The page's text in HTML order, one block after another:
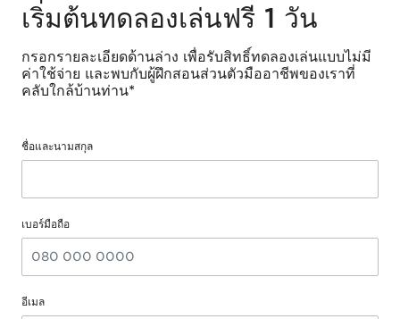
เริ่มต้นทดลองเล่นฟรี 1 วัน
กรอกรายละเอียดด้านล่าง เพื่อรับสิทธิ์ทดลองเล่นแบบไม่มี
ค่าใช้จ่าย และพบกับผู้ฝึกสอนส่วนตัวมืออาชีพของเราที่
คลับใกล้บ้านท่าน*
ชื่อและนามสกุล
เบอร์มือถือ
อีเมล